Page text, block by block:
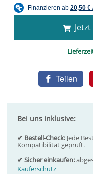
Teilen
Bei uns inklusive:
✔ Bestell-Check: Jede
Kompatibilität geprüft.
✔ Sicher einkaufen:
Käuferschutz